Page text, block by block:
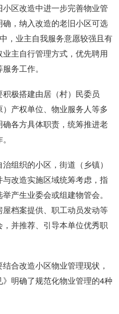
区改造中进一步完善物业管
，纳入改造的老旧小区可选
，业主自我服务意愿较强且有
主自行管理方式，优先聘用
务工作。
积极搭建由居（村）民委员
产权单位、物业服务人等多
各方具体职责，统筹推进老
组织的小区，街道（乡镇）
改造实施区域统筹考虑，指
产生业委会或组建物管会。
屋档案提供、职工动员发动等
并推荐、引导本单位优秀职
合改造小区物业管理现状，
明确了规范化物业管理的4种